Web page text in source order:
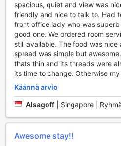
Ascott Kuningan Jakartan
Ascott Kuningan Jakarta tarjoaa
urheilumahdollisuudet, jotka
valinnan aktiivisille matkailijoille.
on varustettu huipputeknologian
mahdollistavat monipuolisen
aloittelija tai kokenut kuntoilija,
välineet ja tilat, jotka tukevat
avoinna ilmaiseksi kaikille
omaan tahtiisi ja nauttia
Lisäksi Ascott Kuningan Jakarta
altaan, joka on täydellinen
Uima-allasalueella voit nauttia
spacious, quiet and view was
friendly and nice to talk to. Had
front office lady who was
good one. We ordered room
still available. The food was
spread was simple but
thats thin and its threads were
its time to change. Otherwise
Käännä arvio
Alsagoff Singapore | Ryhmä
Awesome stay!!